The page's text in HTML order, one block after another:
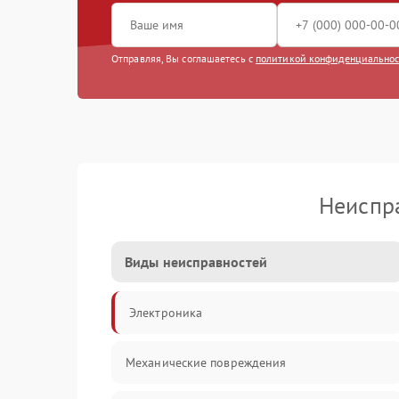
Отправляя, Вы соглашаетесь с политикой
Виды неисправностей
Электроника
Механические повреждения